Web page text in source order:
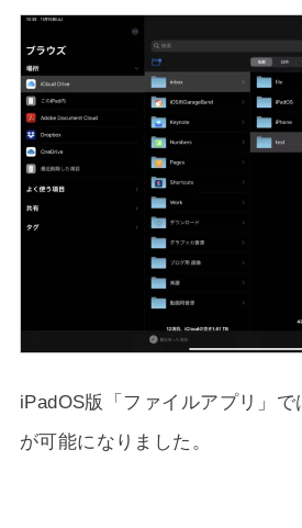
iPadOS版「ファイルアプリ」
が可能になりました。